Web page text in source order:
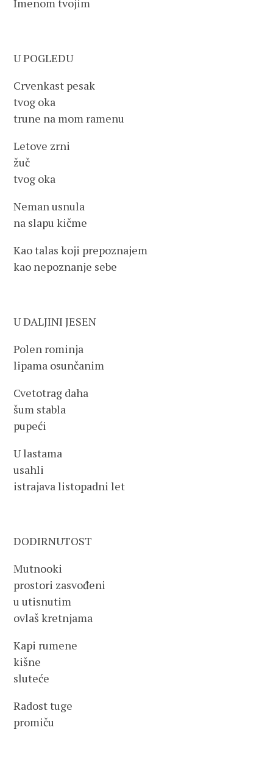
Imenom tvojim
U POGLEDU
Crvenkast pesak
tvog oka
trune na mom ramenu
Letove zrni
žuč
tvog oka
Neman usnula
na slapu kičme
Kao talas koji prepoznajem
kao nepoznanje sebe
U DALJINI JESEN
Polen rominja
lipama osunčanim
Cvetotrag daha
šum stabla
pupeći
U lastama
usahli
istrajava listopadni let
DODIRNUTOST
Mutnooki
prostori zasvođeni
u utisnutim
ovlaš kretnjama
Kapi rumene
kišne
sluteće
Radost tuge
promiču